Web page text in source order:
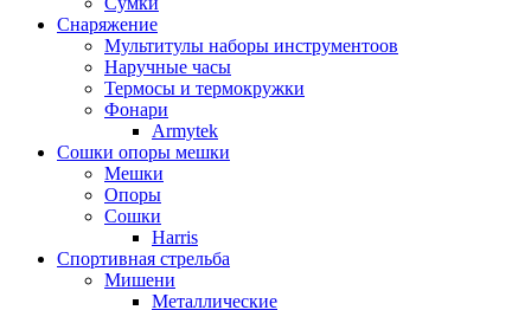
Снаряжение
Мультитулы наборы инструментоов
Наручные часы
Термосы и термокружки
Фонари
Armytek
Сошки опоры мешки
Мешки
Опоры
Сошки
Harris
Спортивная стрельба
Мишени
Металлические